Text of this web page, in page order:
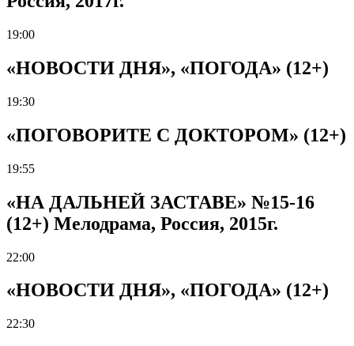
19:00
«НОВОСТИ ДНЯ», «ПОГОДА» (12+)
19:30
«ПОГОВОРИТЕ С ДОКТОРОМ» (12+)
19:55
«НА ДАЛЬНЕЙ ЗАСТАВЕ» №15-16
(12+) Мелодрама, Россия, 2015г.
22:00
«НОВОСТИ ДНЯ», «ПОГОДА» (12+)
22:30